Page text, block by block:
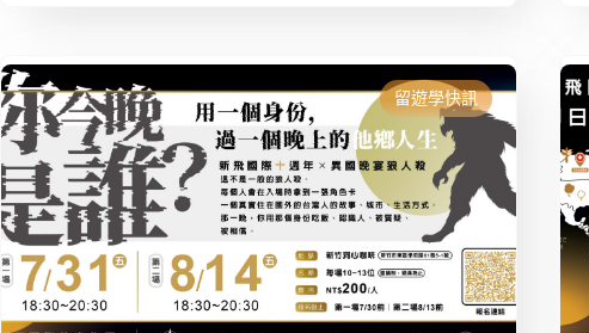
留遊學快訊